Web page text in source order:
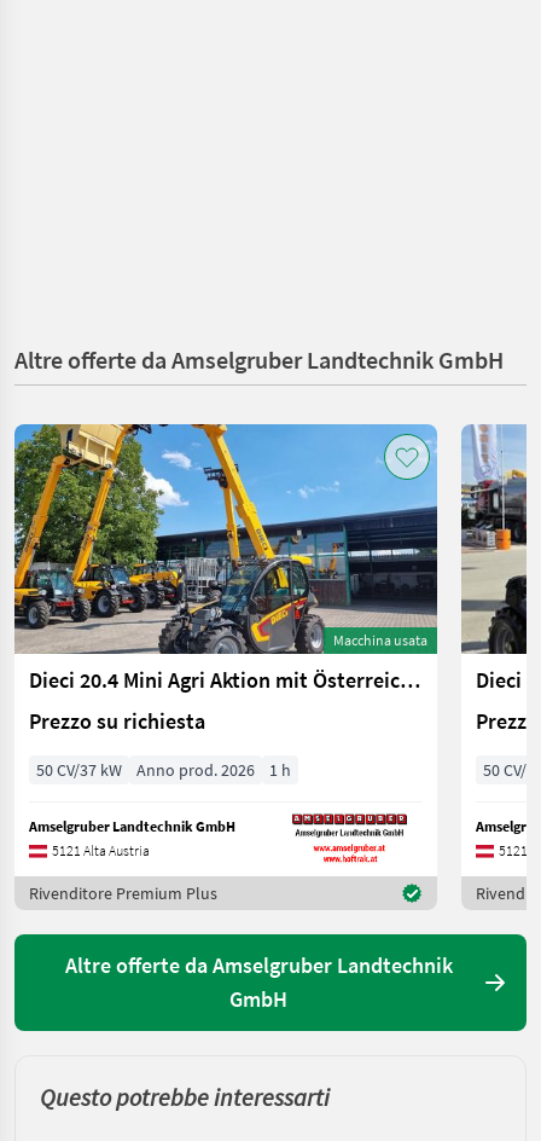
Altre offerte da Amselgruber Landtechnik GmbH
Macchina usata
Dieci 20.4 Mini Agri Aktion mit Österreichpaket
Prezzo su richiesta
50 CV/37 kW Anno prod. 2026 1 h
Amselgruber Landtechnik GmbH
5121 Alta Austria
Rivenditore Premium Plus
50 CV/
5121
Altre offerte da Amselgruber Landtechnik
GmbH
Questo potrebbe interessarti